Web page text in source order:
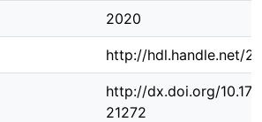
2020
http://hdl.handle.net/
http://dx.doi.org/
21272